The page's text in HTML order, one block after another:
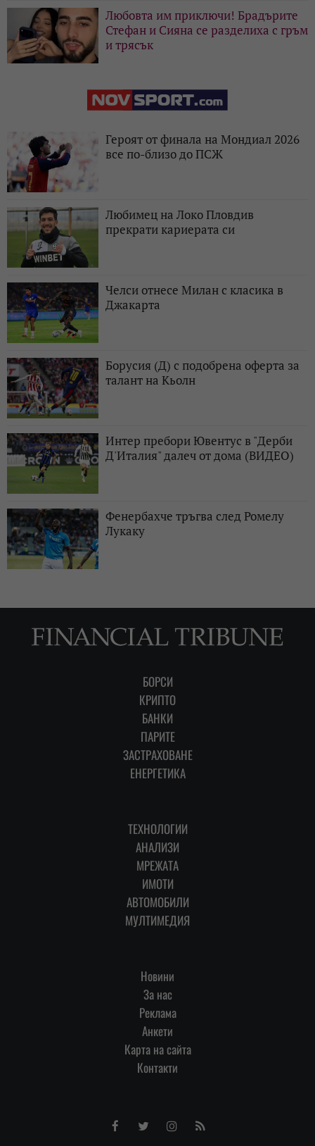
Любовта им приключи! Брадърите
Стефан и Сияна се разделиха с гръм
и трясък
Героят от финала на Мондиал 2026
все по-близо до ПСЖ
Любимец на Локо Пловдив
прекрати кариерата си
Челси отнесе Милан с класика в
Джакарта
Борусия (Д) с подобрена оферта за
талант на Кьолн
Интер пребори Ювентус в "Дерби
Д'Италия" далеч от дома (ВИДЕО)
Фенербахче тръгва след Ромелу
Лукаку
БОРСИ
КРИПТО
БАНКИ
ПАРИТЕ
ЗАСТРАХОВАНЕ
ЕНЕРГЕТИКА
ТЕХНОЛОГИИ
АНАЛИЗИ
МРЕЖАТА
ИМОТИ
АВТОМОБИЛИ
МУЛТИМЕДИЯ
Новини
За нас
Реклама
Анкети
Карта на сайта
Контакти